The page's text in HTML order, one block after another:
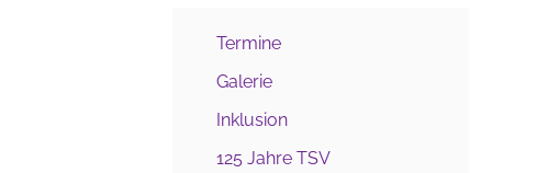
Termine
Galerie
Inklusion
125 Jahre TSV